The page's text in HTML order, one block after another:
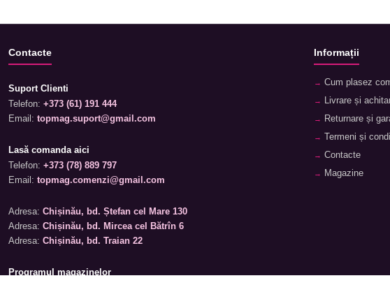
Contacte
Suport Clienti
Telefon: +373 (61) 191 444
Email: topmag.suport@gmail.com
Lasă comanda aici
Telefon: +373 (78) 889 797
Email: topmag.comenzi@gmail.com
Adresa: Chișinău, bd. Ștefan cel Mare 130
Adresa: Chișinău, bd. Mircea cel Bătrîn 6
Adresa: Chișinău, bd. Traian 22
Programul magazinelor
Informații
Cum plasez
Livrare și
Returnare și
Termeni și
Contacte
Magazine